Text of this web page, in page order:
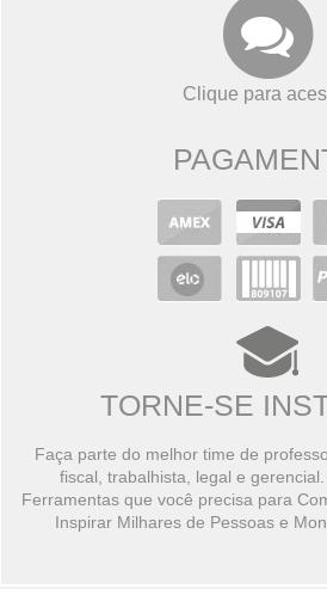
Clique para
TORNE-SE
Faça parte do melhor time de
fiscal, trabalhista, legal e
Ferramentas que você precisa para
Inspirar Milhares de Pessoas e